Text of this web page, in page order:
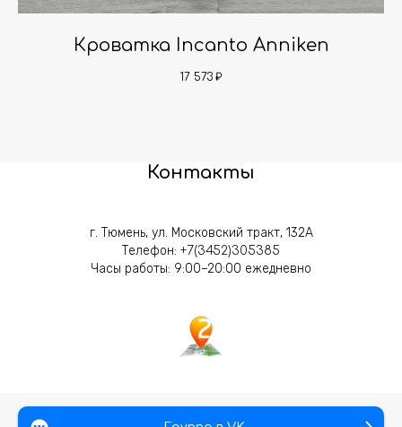
Кроватка Incanto Anniken
17 573 ₽
Контакты
г. Тюмень, ул. Московский тракт, 132А
Телефон: +7(3452)305385
Часы работы: 9:00–20:00 ежедневно